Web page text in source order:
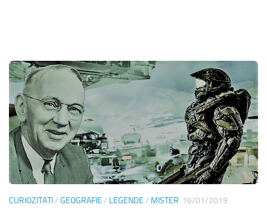
CURIOZITATI/ GEOGRAFIE / LEGENDE / MISTER 16/01/2019